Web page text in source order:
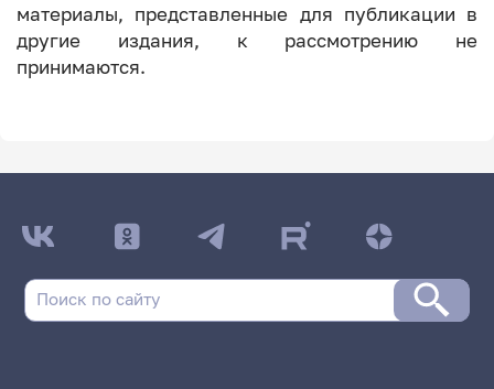
материалы, представленные для публикации в
другие издания, к рассмотрению не
принимаются.